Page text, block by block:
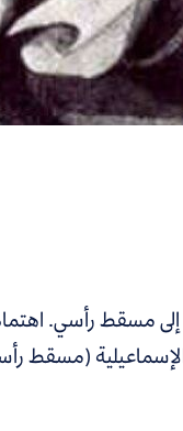
إلى مسقط رأسي.
(مسقط